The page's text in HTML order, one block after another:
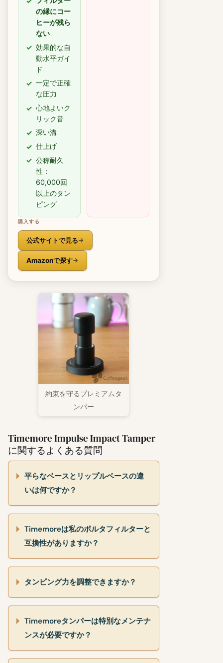
の縁にコー
ヒーが残ら
ない
効果的な自
動水平ガイ
ド
一定で正確
な圧力
心地よいク
リック音
深い溝
仕上げ
公称耐久
性：
60,000回
以上のタン
ピング
購入する
公式サイトで見る
Amazonで探す
約束を守るプレミアムタ
ンパー
Timemore Impulse Impact Tamper
に関するよくある質問
平らなベースとリップルベースの違
いは何ですか？
Timemoreは私のポルタフィルターと
互換性がありますか？
タンピング力を調整できますか？
Timemoreタンパーは特別なメンテナ
ンスが必要ですか？